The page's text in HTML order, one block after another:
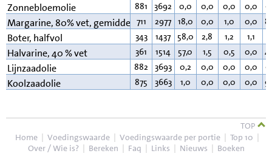
Zonnebloemolie 881 3692 0,0 0,0 0,0 0,0
Margarine, 80% vet, gemiddeld711 2977 18,0 0,0 1,0 0,0
Boter, halfvol 343 1437 58,0 2,8 1,2 1,1
Halvarine, 40 % vet 361 1514 57,0 1,5 0,5 0,0
Lijnzaadolie 882 3693 0,2 0,0 0,0 0,0
Koolzaadolie 875 3663 1,0 0,0 0,0 0,0
TOP
Home | Voedingswaarde | Voedingswaarde per portie | Top 10 |
Over / Wie is? | Bereken | Faq | Links | Nieuws | Boeken